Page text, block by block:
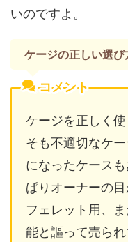
いのですよ。
ケージの正しい選び
コメント
ケージを正しく
そも不適切なケ
になったケース
ぱりオーナーの目
フェレット用、
能と謳って売ら